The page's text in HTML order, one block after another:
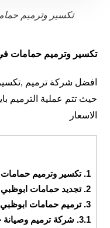
تكسير وترميم
تكسير وترميم حمامات
افضل شركة ترميم
حيث تتم عملية الترميم
الاسعار
1. تكسير وترميم
2. تجديد حمامات ابوظبي
3. ترميم حمامات ابوظبي
3.1. شركة ترميم